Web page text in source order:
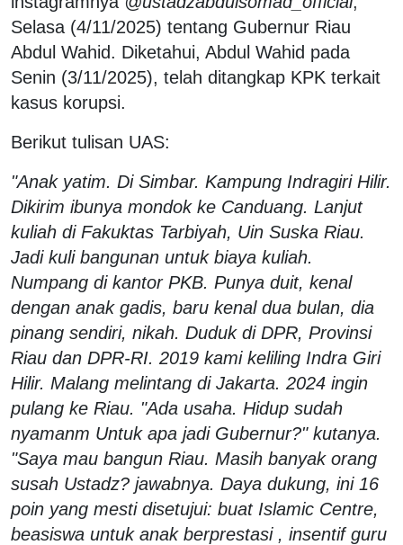
Selasa (4/11/2025) tentang Gubernur Riau
Abdul Wahid. Diketahui, Abdul Wahid pada
Senin (3/11/2025), telah ditangkap KPK terkait
kasus korupsi.
Berikut tulisan UAS:
"Anak yatim. Di Simbar. Kampung Indragiri Hilir.
Dikirim ibunya mondok ke Canduang. Lanjut
kuliah di Fakuktas Tarbiyah, Uin Suska Riau.
Jadi kuli bangunan untuk biaya kuliah.
Numpang di kantor PKB. Punya duit, kenal
dengan anak gadis, baru kenal dua bulan, dia
pinang sendiri, nikah. Duduk di DPR, Provinsi
Riau dan DPR-RI. 2019 kami keliling Indra Giri
Hilir. Malang melintang di Jakarta. 2024 ingin
pulang ke Riau. "Ada usaha. Hidup sudah
nyamanm Untuk apa jadi Gubernur?" kutanya.
"Saya mau bangun Riau. Masih banyak orang
susah Ustadz? jawabnya. Daya dukung, ini 16
poin yang mesti disetujui: buat Islamic Centre,
beasiswa untuk anak berprestasi , insentif guru